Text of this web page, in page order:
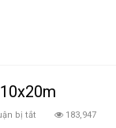
bị tắtở
183,947